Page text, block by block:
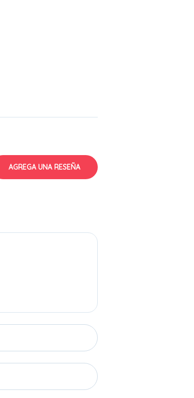
AGREGA UNA RESEÑA